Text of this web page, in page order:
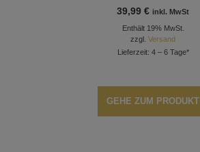
39,99€ inkl. MwSt
Enthält 19% MwSt.
zzgl.Versand
Lieferzeit: 4 – 6 Tage*
GEHE ZUM PRODUKT